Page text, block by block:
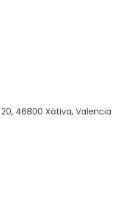
46800 Xàtiva, Valencia